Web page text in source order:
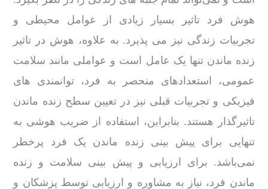
هوش فرد تاثیر بسیار زیادی از عوامل محیطی و
تجربیات زندگی نیز می ‌پذیرد. به علاوه، هوش در تاثیر
زنده ماندن تنها یک عامل است و عواملی مانند سلامت
عمومی، استعدادهای منحصر به فرد، توانمندی‌ های
فیزیکی و تجربیات قبلی نیز در تعیین سطح زنده ماندن
تاثیرگذار هستند. بنابراین، استفاده از ضریب هوشی به
تنهایی برای پیش ‌بینی زنده ماندن یک فرد پرخطر
نمی‌باشد. برای ارزیابی و پیش ‌بینی سلامت و زنده
ماندن فرد، نیاز به مشاوره و ارزیابی توسط پزشکان و